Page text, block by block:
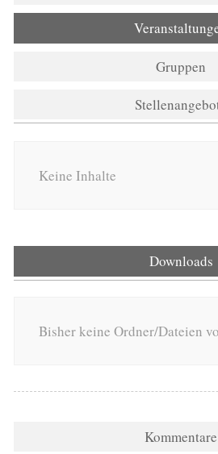
Gruppen
Keine Inhalte
Downloads
Bisher keine Ordner/Dateien
Kommentare